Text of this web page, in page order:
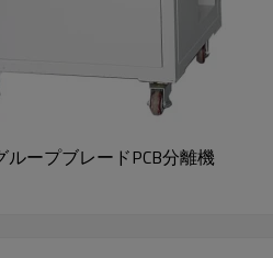
ループブレードPCB分離機